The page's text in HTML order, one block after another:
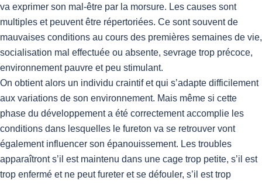
va exprimer son mal-être par la morsure. Les causes sont
multiples et peuvent être répertoriées. Ce sont souvent de
mauvaises conditions au cours des premières semaines de vie,
socialisation mal effectuée ou absente, sevrage trop précoce,
environnement pauvre et peu stimulant.
On obtient alors un individu craintif et qui s’adapte difficilement
aux variations de son environnement. Mais même si cette
phase du développement a été correctement accomplie les
conditions dans lesquelles le fureton va se retrouver vont
également influencer son épanouissement. Les troubles
apparaîtront s’il est maintenu dans une cage trop petite, s’il est
trop enfermé et ne peut fureter et se défouler, s’il est trop